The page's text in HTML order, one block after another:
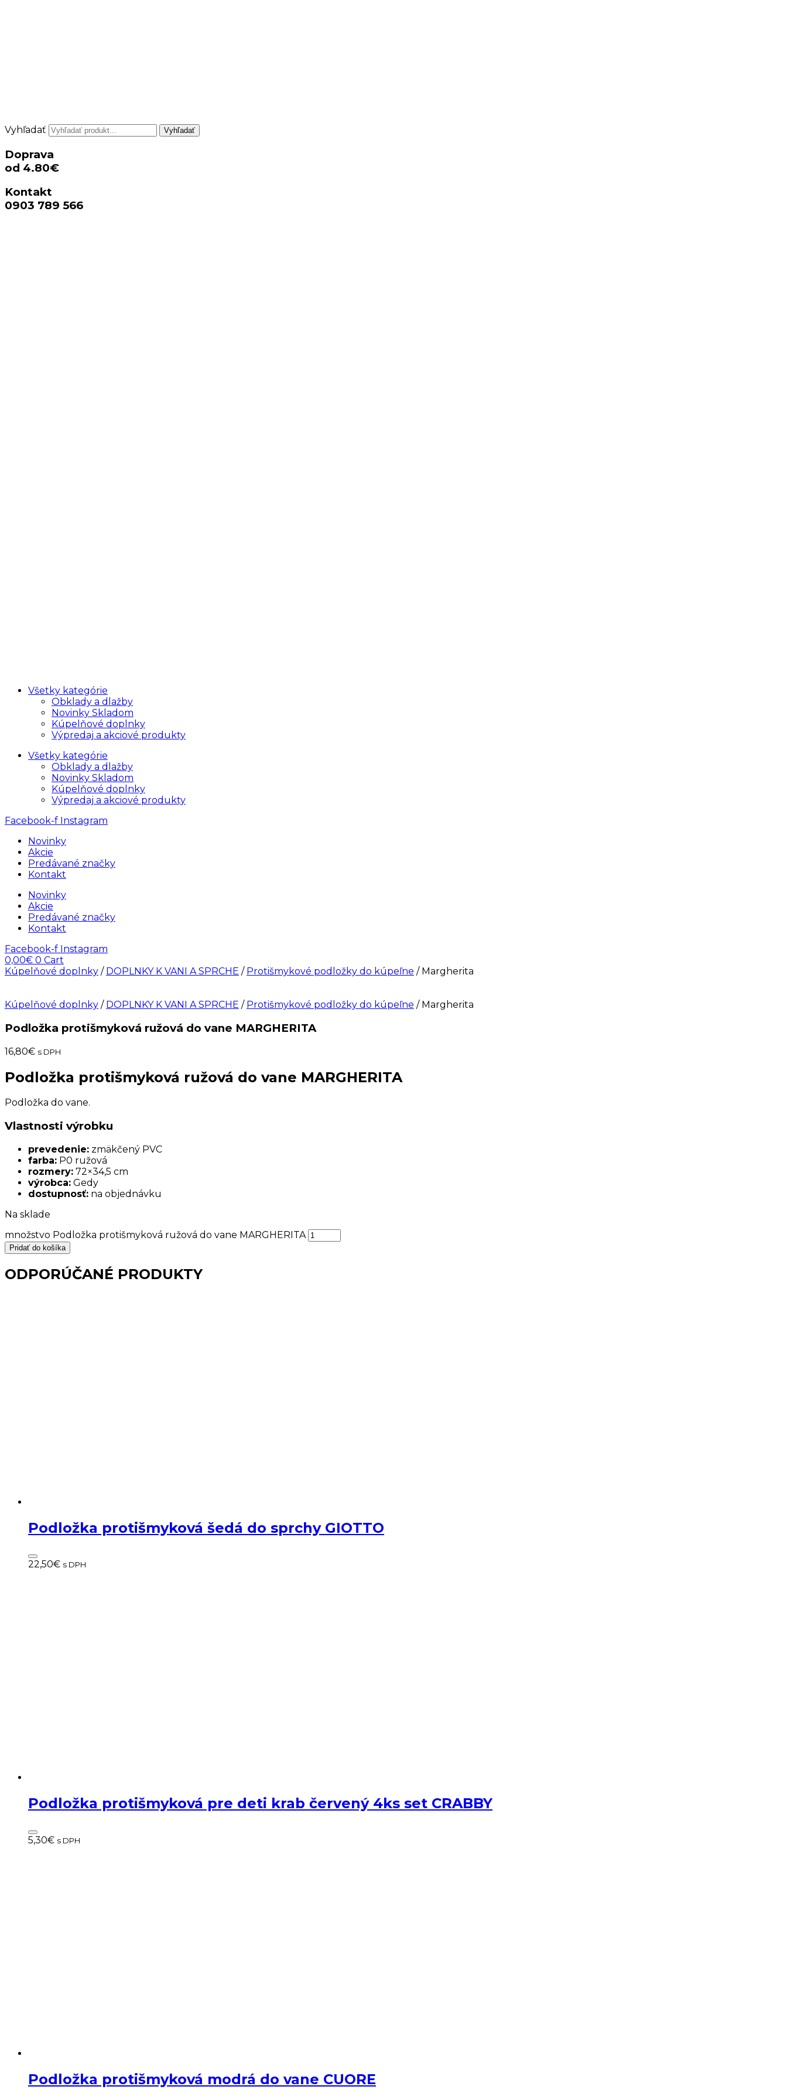
Vyhľadať Vyhľadať
Doprava
od 4.80€
Kontakt
0903 789 566
Všetky kategórie
Obklady a dlažby
Novinky Skladom
Kúpelňové doplnky
Výpredaj a akciové produkty
Všetky kategórie
Obklady a dlažby
Novinky Skladom
Kúpelňové doplnky
Výpredaj a akciové produkty
Facebook-f Instagram
Novinky
Akcie
Predávané značky
Kontakt
Novinky
Akcie
Predávané značky
Kontakt
Facebook-f Instagram
0,00€ 0 Cart
Kúpelňové doplnky / DOPLNKY K VANI A SPRCHE / Protišmykové podložky do kúpeľne / Margherita
Kúpelňové doplnky / DOPLNKY K VANI A SPRCHE / Protišmykové podložky do kúpeľne / Margherita
Podložka protišmyková ružová do vane MARGHERITA
16,80€ s DPH
Podložka protišmyková ružová do vane MARGHERITA
Podložka do vane.
Vlastnosti výrobku
prevedenie: zmäkčený PVC
farba: P0 ružová
rozmery: 72×34,5 cm
výrobca: Gedy
dostupnosť: na objednávku
Na sklade
množstvo Podložka protišmyková ružová do vane MARGHERITA
Pridať do košíka
ODPORÚČANÉ PRODUKTY
Podložka protišmyková šedá do sprchy GIOTTO
22,50€ s DPH
Podložka protišmyková pre deti krab červený 4ks set CRABBY
5,30€ s DPH
Podložka protišmyková modrá do vane CUORE